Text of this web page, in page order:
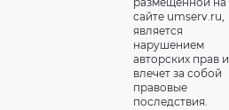
сайте umserv.ru,
является
нарушением
авторских прав и
влечет за собой
правовые
последствия.